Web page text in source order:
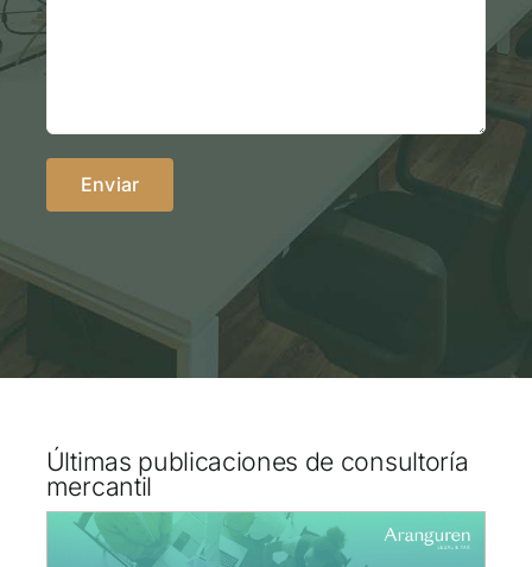
Últimas publicaciones de consultoría
mercantil